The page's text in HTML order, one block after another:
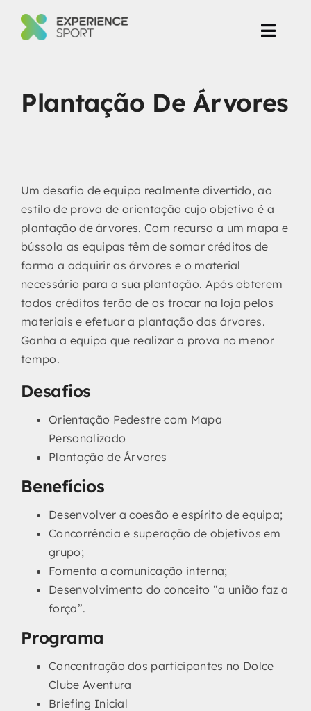
Produção de Eventos
Plantação De Árvores
Um desafio de equipa realmente divertido, ao
estilo de prova de orientação cujo objetivo é a
plantação de árvores. Com recurso a um mapa e
bússola as equipas têm de somar créditos de
forma a adquirir as árvores e o material
necessário para a sua plantação. Após obterem
todos créditos terão de os trocar na loja pelos
materiais e efetuar a plantação das árvores.
Ganha a equipa que realizar a prova no menor
tempo.
Desafios
Orientação Pedestre com Mapa
Personalizado
Plantação de Árvores
Benefícios
Desenvolver a coesão e espírito de equipa;
Concorrência e superação de objetivos em
grupo;
Fomenta a comunicação interna;
Desenvolvimento do conceito “a união faz a
força”.
Programa
Concentração dos participantes no Dolce
Clube Aventura
Briefing Inicial